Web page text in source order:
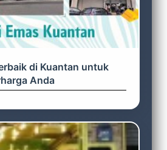
di Kuantan untuk
Anda